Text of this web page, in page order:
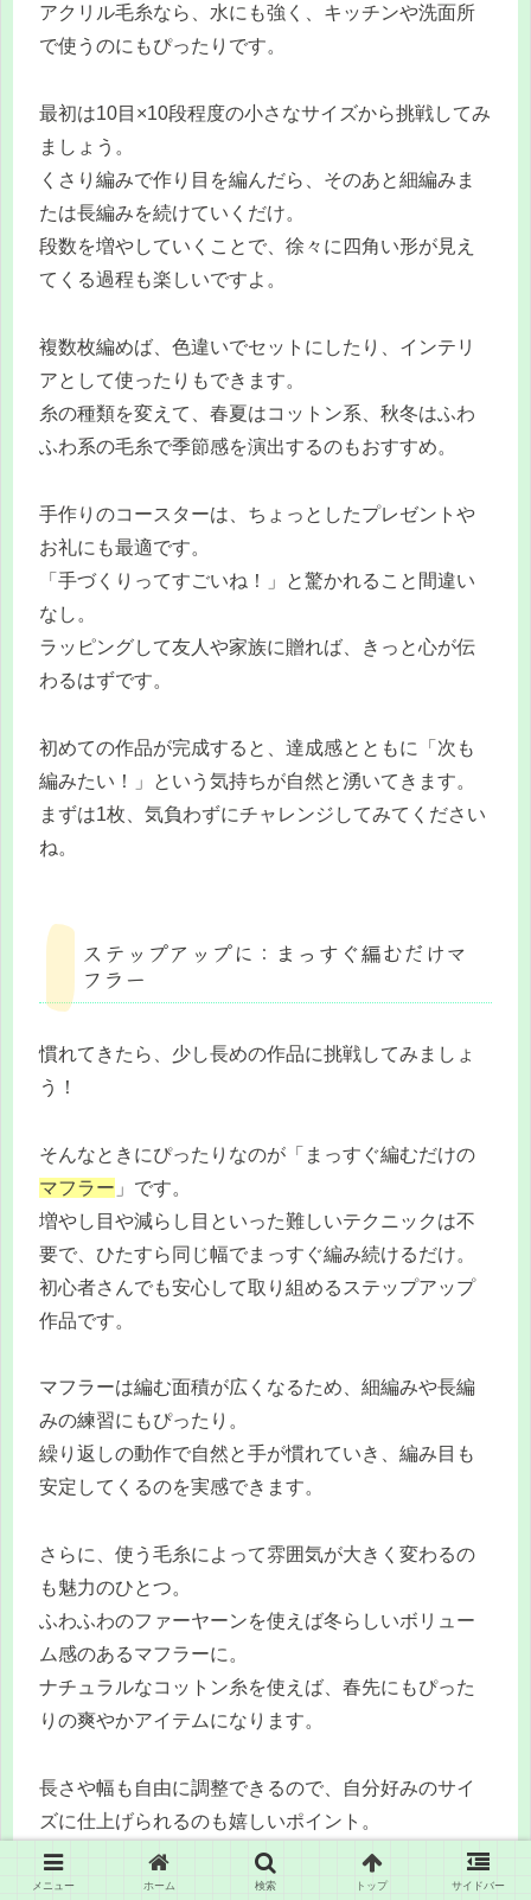
アクリル毛糸なら、水にも強く、キッチンや洗面所
で使うのにもぴったりです。
最初は10目×10段程度の小さなサイズから挑戦してみ
ましょう。
くさり編みで作り目を編んだら、そのあと細編みま
たは長編みを続けていくだけ。
段数を増やしていくことで、徐々に四角い形が見え
てくる過程も楽しいですよ。
複数枚編めば、色違いでセットにしたり、インテリ
アとして使ったりもできます。
糸の種類を変えて、春夏はコットン系、秋冬はふわ
ふわ系の毛糸で季節感を演出するのもおすすめ。
手作りのコースターは、ちょっとしたプレゼントや
お礼にも最適です。
「手づくりってすごいね！」と驚かれること間違い
なし。
ラッピングして友人や家族に贈れば、きっと心が伝
わるはずです。
初めての作品が完成すると、達成感とともに「次も
編みたい！」という気持ちが自然と湧いてきます。
まずは1枚、気負わずにチャレンジしてみてください
ね。
ステップアップに：まっすぐ編むだけマ
フラー
慣れてきたら、少し長めの作品に挑戦してみましょ
う！
そんなときにぴったりなのが「まっすぐ編むだけの
マフラー 」です。
増やし目や減らし目といった難しいテクニックは不
要で、ひたすら同じ幅でまっすぐ編み続けるだけ。
初心者さんでも安心して取り組めるステップアップ
作品です。
マフラーは編む面積が広くなるため、細編みや長編
みの練習にもぴったり。
繰り返しの動作で自然と手が慣れていき、編み目も
安定してくるのを実感できます。
さらに、使う毛糸によって雰囲気が大きく変わるの
も魅力のひとつ。
ふわふわのファーヤーンを使えば冬らしいボリュー
ム感のあるマフラーに。
ナチュラルなコットン糸を使えば、春先にもぴった
りの爽やかアイテムになります。
長さや幅も自由に調整できるので、自分好みのサイ
ズに仕上げられるのも嬉しいポイント。
途中でボーダー柄に挑戦してみたり、端にフリンジ
をつけてアクセントを加えたりと、アレンジの幅も
メニュー ホーム 検索 トップ サイドバー